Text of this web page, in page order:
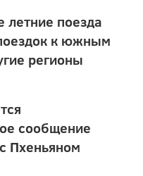
летние поезда
к южным
регионы
сообщение
Пхеньяном